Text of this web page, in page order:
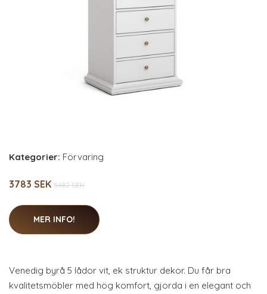
Kategorier: Förvaring
3783 SEK 5482 SEK
MER INFO!
Venedig byrå 5 lådor vit, ek struktur dekor. Du får bra
kvalitetsmöbler med hög komfort, gjorda i en elegant och